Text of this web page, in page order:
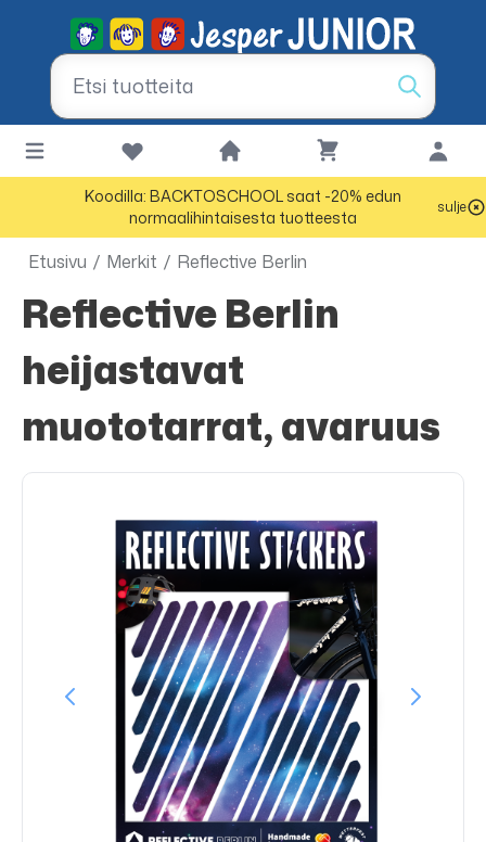
Koodilla: BACKTOSCHOOL saat -20% edun
normaalihintaisesta tuotteesta
sulje
Etusivu / Merkit / Reflective Berlin
Reflective Berlin
heijastavat
muototarrat, avaruus